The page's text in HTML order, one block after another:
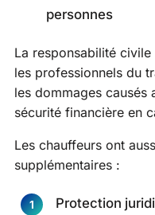
personnes
La responsabilité civile
les professionnels du
les dommages causés
sécurité financière en
Les chauffeurs ont
supplémentaires :
Protection